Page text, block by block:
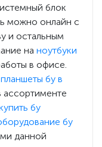
блок
можно онлайн с
и остальным
на ноутбуки
в офисе.
планшеты бу в
ассортименте
бу
бу
данной